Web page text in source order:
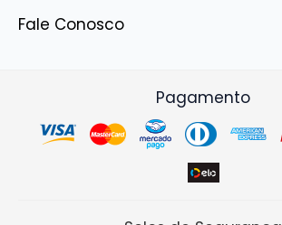
Fale Conosco
Pagamento